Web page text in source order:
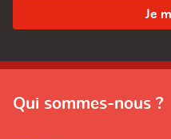
Qui sommes-nous ?